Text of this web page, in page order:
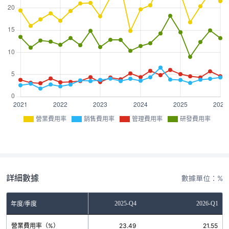
營業費用率 銷售費用率 管理費用率 研發費用率
詳細數據 數據單位：%
年度/季度2025-Q3 2025-Q4 2026-Q1
營業費用率（%）
20.38 23.49 21.55